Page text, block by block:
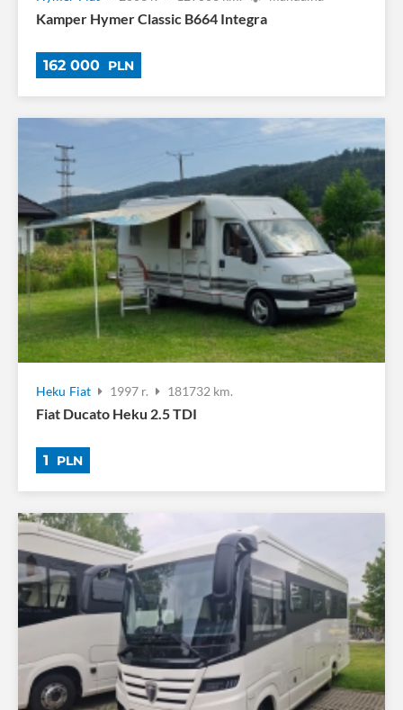
Kamper Hymer Classic B664 Integra
162 000 PLN
Heku Fiat 1997 r. 181732 km.
Fiat Ducato Heku 2.5 TDI
1 PLN